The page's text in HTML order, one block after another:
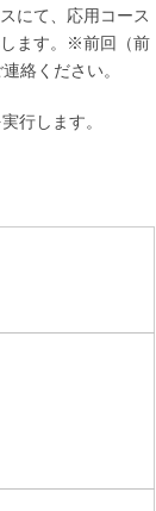
スにて、応用コース
します。※前回（前
絡ください。
行します。